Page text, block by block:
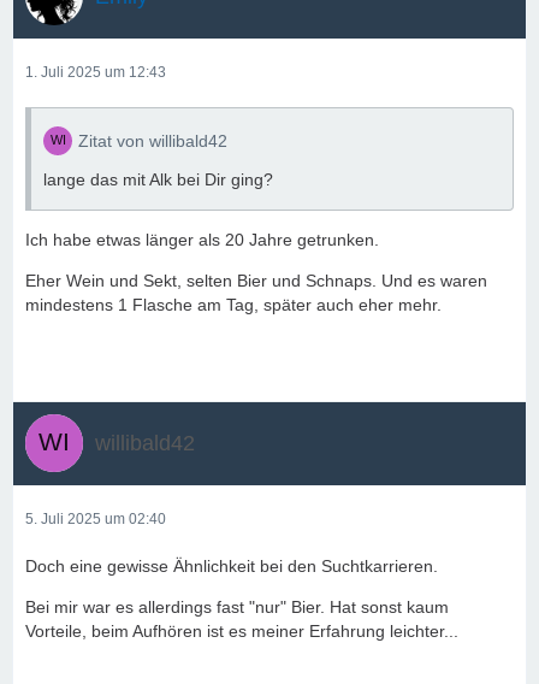
1. Juli 2025 um 12:43
Zitat von willibald42
lange das mit Alk bei Dir ging?
Ich habe etwas länger als 20 Jahre getrunken.
Eher Wein und Sekt, selten Bier und Schnaps. Und es waren
mindestens 1 Flasche am Tag, später auch eher mehr.
willibald42
5. Juli 2025 um 02:40
Doch eine gewisse Ähnlichkeit bei den Suchtkarrieren.
Bei mir war es allerdings fast "nur" Bier. Hat sonst kaum
Vorteile, beim Aufhören ist es meiner Erfahrung leichter...